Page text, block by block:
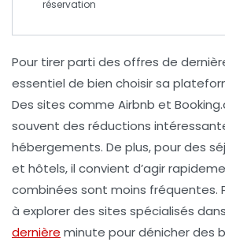
réservation
Pour tirer parti des offres de
essentiel de bien choisir sa
Des sites comme Airbnb et
souvent des réductions
hébergements. De plus, pour des
et hôtels, il convient d’agir
combinées sont moins fréquentes.
à explorer des sites spécialisés
dernière minute pour dénicher des